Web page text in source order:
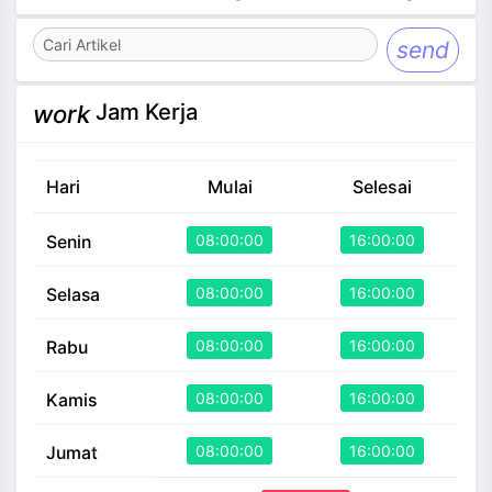
send
workJam Kerja
Hari Mulai Selesai
Senin 08:00:00 16:00:00
Selasa 08:00:00 16:00:00
Rabu 08:00:00 16:00:00
Kamis 08:00:00 16:00:00
Jumat 08:00:00 16:00:00